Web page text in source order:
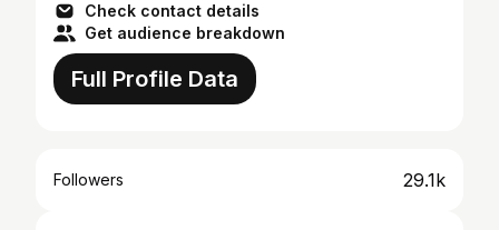
Check contact details
Get audience breakdown
Full Profile Data
Followers 29.1k